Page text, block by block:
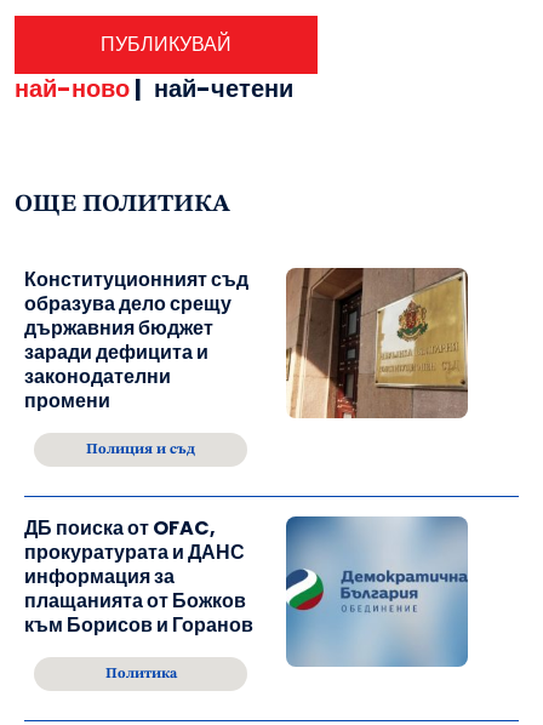
най-ново| най-четени
ОЩЕ ПОЛИТИКА
Конституционният съд
образува дело срещу
държавния бюджет
заради дефицита и
законодателни
промени
Полиция и съд
ДБ поиска от OFAC,
прокуратурата и ДАНС
информация за
плащанията от Божков
към Борисов и Горанов
Политика